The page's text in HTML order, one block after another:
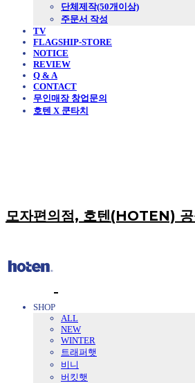
단체제작(50개이상)
주문서 작성
TV
FLAGSHIP-STORE
NOTICE
REVIEW
Q & A
CONTACT
무인매장 창업문의
호텐 X 쿤타치
모자편의점, 호텐(HOTEN) 공
SHOP
ALL
NEW
WINTER
트래퍼햇
비니
버킷햇